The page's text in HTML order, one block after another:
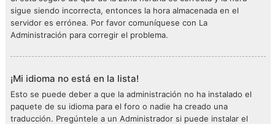
sigue siendo incorrecta, entonces la hora almacenada en el
servidor es errónea. Por favor comuníquese con La
Administración para corregir el problema.
¡Mi idioma no está en la lista!
Esto se puede deber a que la administración no ha instalado el
paquete de su idioma para el foro o nadie ha creado una
traducción. Pregúntele a un Administrador si puede instalar el